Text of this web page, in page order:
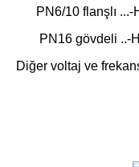
PN6/10 flanşlı ...-
PN16 gövdeli ..-
Diğer voltaj ve